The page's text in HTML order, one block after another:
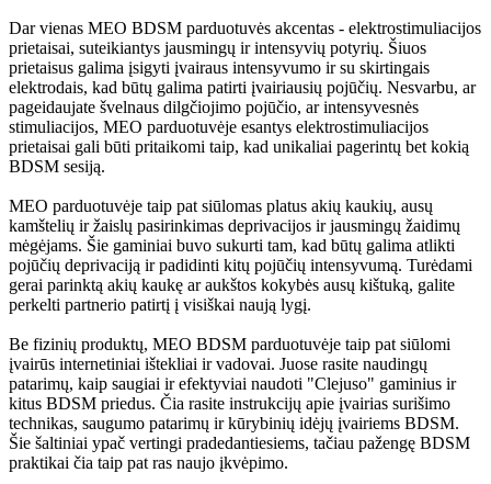
Dar vienas MEO BDSM parduotuvės akcentas - elektrostimuliacijos
prietaisai, suteikiantys jausmingų ir intensyvių potyrių. Šiuos
prietaisus galima įsigyti įvairaus intensyvumo ir su skirtingais
elektrodais, kad būtų galima patirti įvairiausių pojūčių. Nesvarbu, ar
pageidaujate švelnaus dilgčiojimo pojūčio, ar intensyvesnės
stimuliacijos, MEO parduotuvėje esantys elektrostimuliacijos
prietaisai gali būti pritaikomi taip, kad unikaliai pagerintų bet kokią
BDSM sesiją.
MEO parduotuvėje taip pat siūlomas platus akių kaukių, ausų
kamštelių ir žaislų pasirinkimas deprivacijos ir jausmingų žaidimų
mėgėjams. Šie gaminiai buvo sukurti tam, kad būtų galima atlikti
pojūčių deprivaciją ir padidinti kitų pojūčių intensyvumą. Turėdami
gerai parinktą akių kaukę ar aukštos kokybės ausų kištuką, galite
perkelti partnerio patirtį į visiškai naują lygį.
Be fizinių produktų, MEO BDSM parduotuvėje taip pat siūlomi
įvairūs internetiniai ištekliai ir vadovai. Juose rasite naudingų
patarimų, kaip saugiai ir efektyviai naudoti "Clejuso" gaminius ir
kitus BDSM priedus. Čia rasite instrukcijų apie įvairias surišimo
technikas, saugumo patarimų ir kūrybinių idėjų įvairiems BDSM.
Šie šaltiniai ypač vertingi pradedantiesiems, tačiau pažengę BDSM
praktikai čia taip pat ras naujo įkvėpimo.